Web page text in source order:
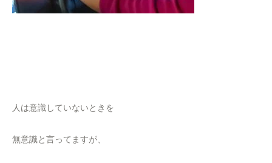
人は意識していないときを
無意識と言ってますが、